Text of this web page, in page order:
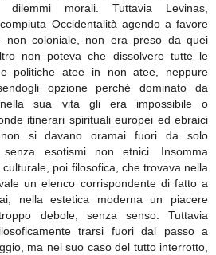
morali. Tuttavia Levinas,
Occidentalità agendo a favore
non coloniale, non era preso da quei
non poteva che dissolvere tutte le
politiche atee in non atee, neppure
opzione perché dominato da
nella sua vita gli era impossibile o
itinerari spirituali europei ed ebraici
si davano oramai fuori da solo
senza esotismi non etnici. Insomma
poi filosofica, che trovava nella
un elenco corrispondente di fatto a
nella estetica moderna un piacere
debole, senza senso. Tuttavia
trarsi fuori dal passo a
ma nel suo caso del tutto interrotto,